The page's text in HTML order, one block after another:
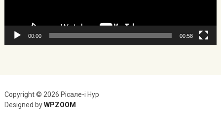
00:00 00:58
Copyright © 2026 Рісале-і Нур
Designed byWPZOOM